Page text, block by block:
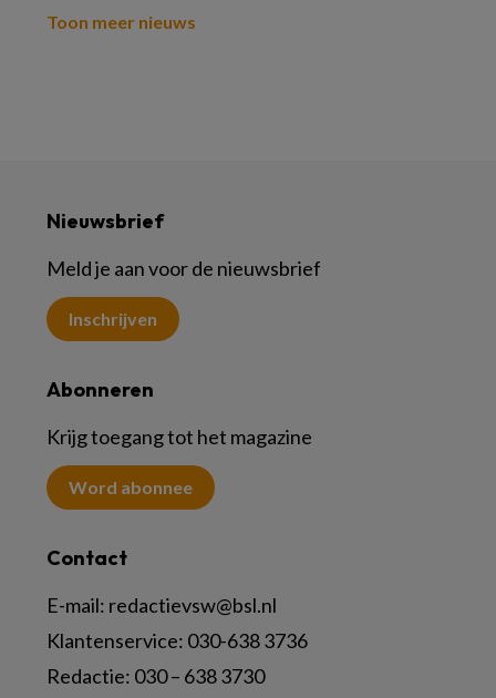
Toon meer nieuws
Nieuwsbrief
Meld je aan voor de nieuwsbrief
Inschrijven
Abonneren
Krijg toegang tot het magazine
Word abonnee
Contact
E-mail: redactievsw@bsl.nl
Klantenservice: 030-638 3736
Redactie: 030 – 638 3730